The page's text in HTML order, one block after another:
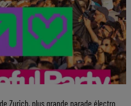
Zurich, plus grande parade électro